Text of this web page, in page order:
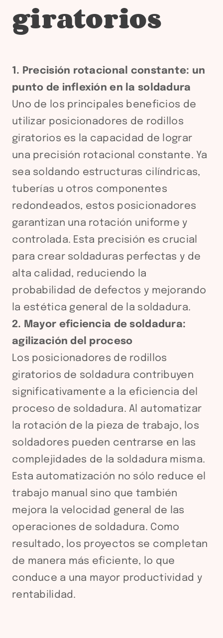
giratorios
1. Precisión rotacional constante: un
punto de inflexión en la soldadura
Uno de los principales beneficios de
utilizar posicionadores de rodillos
giratorios es la capacidad de lograr
una precisión rotacional constante. Ya
sea soldando estructuras cilíndricas,
tuberías u otros componentes
redondeados, estos posicionadores
garantizan una rotación uniforme y
controlada. Esta precisión es crucial
para crear soldaduras perfectas y de
alta calidad, reduciendo la
probabilidad de defectos y mejorando
la estética general de la soldadura.
2. Mayor eficiencia de soldadura:
agilización del proceso
Los posicionadores de rodillos
giratorios de soldadura contribuyen
significativamente a la eficiencia del
proceso de soldadura. Al automatizar
la rotación de la pieza de trabajo, los
soldadores pueden centrarse en las
complejidades de la soldadura misma.
Esta automatización no sólo reduce el
trabajo manual sino que también
mejora la velocidad general de las
operaciones de soldadura. Como
resultado, los proyectos se completan
de manera más eficiente, lo que
conduce a una mayor productividad y
rentabilidad.